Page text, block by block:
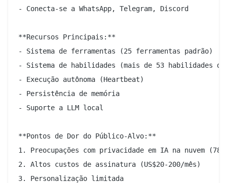
- Conecta-se a WhatsApp, Telegram, Discord
**Recursos Principais:**
- Sistema de ferramentas (25 ferramentas padrão)
- Sistema de habilidades (mais de 53 habilidades da
- Execução autônoma (Heartbeat)
- Persistência de memória
- Suporte a LLM local
**Pontos de Dor do Público-Alvo:**
1. Preocupações com privacidade em IA na nuvem
2. Altos custos de assinatura (US$20-200/mês)
3. Personalização limitada